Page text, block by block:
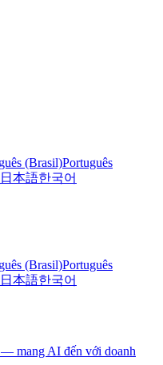
(Brasil)Português
日本語한국어
(Brasil)Português
日本語한국어
— mang AI đến với doanh